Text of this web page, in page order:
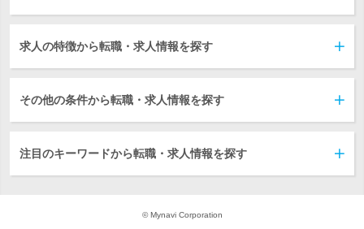
求人の特徴から転職・求人情報を探す
その他の条件から転職・求人情報を探す
注目のキーワードから転職・求人情報を探す
© Mynavi Corporation